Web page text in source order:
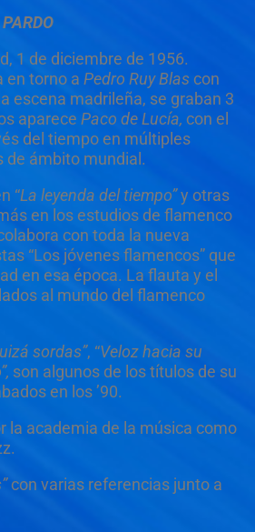
1 de diciembre de 1956.
en torno a Pedro Ruy Blascon
escena madrileña, se graban 3
aparece Paco de Lucía, con el
del tiempo en múltiples
de ámbito mundial.
“La leyenda del tiempo”y otras
en los estudios de flamenco
con toda la nueva
“Los jóvenes flamencos” que
en esa época. La flauta y el
al mundo del flamenco
sordas”, “Veloz hacia su
son algunos de los títulos de su
en los ’90.
la academia de la música como
con varias referencias junto a